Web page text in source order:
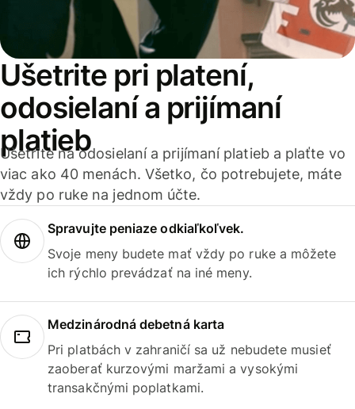
Ušetrite pri platení,
odosielaní a prijímaní
platieb
Ušetrite na odosielaní a prijímaní platieb a plaťte vo
viac ako 40 menách. Všetko, čo potrebujete, máte
vždy po ruke na jednom účte.
Spravujte peniaze odkiaľkoľvek.
Svoje meny budete mať vždy po ruke a môžete
ich rýchlo prevádzať na iné meny.
Medzinárodná debetná karta
Pri platbách v zahraničí sa už nebudete musieť
zaoberať kurzovými maržami a vysokými
transakčnými poplatkami.